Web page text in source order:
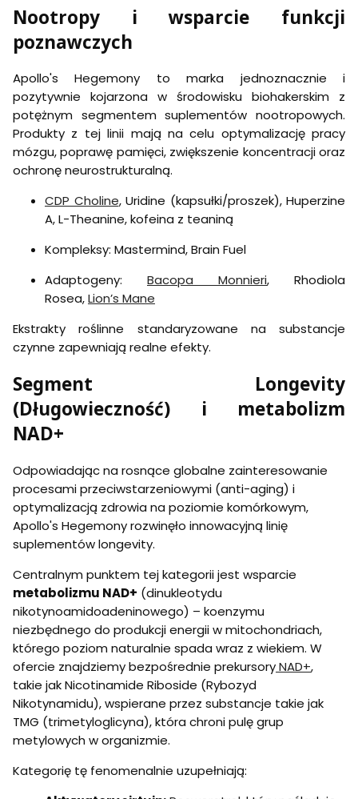
Nootropy i wsparcie funkcji
poznawczych
Apollo's Hegemony to marka jednoznacznie i
pozytywnie kojarzona w środowisku biohakerskim z
potężnym segmentem suplementów nootropowych.
Produkty z tej linii mają na celu optymalizację pracy
mózgu, poprawę pamięci, zwiększenie koncentracji oraz
ochronę neurostrukturalną.
CDP Choline, Uridine (kapsułki/proszek), Huperzine
A, L-Theanine, kofeina z teaniną
Kompleksy: Mastermind, Brain Fuel
Adaptogeny: Bacopa Monnieri, Rhodiola
Rosea,Lion’s Mane
Ekstrakty roślinne standaryzowane na substancje
czynne zapewniają realne efekty.
Segment Longevity
(Długowieczność) i metabolizm
NAD+
Odpowiadając na rosnące globalne zainteresowanie
procesami przeciwstarzeniowymi (anti-aging) i
optymalizacją zdrowia na poziomie komórkowym,
Apollo's Hegemony rozwinęło innowacyjną linię
suplementów longevity.
Centralnym punktem tej kategorii jest wsparcie
metabolizmu NAD+ (dinukleotydu
nikotynoamidoadeninowego) – koenzymu
niezbędnego do produkcji energii w mitochondriach,
którego poziom naturalnie spada wraz z wiekiem. W
ofercie znajdziemy bezpośrednie prekursoryNAD+,
takie jak Nicotinamide Riboside (Rybozyd
Nikotynamidu), wspierane przez substancje takie jak
TMG (trimetyloglicyna), która chroni pulę grup
metylowych w organizmie.
Kategorię tę fenomenalnie uzupełniają: